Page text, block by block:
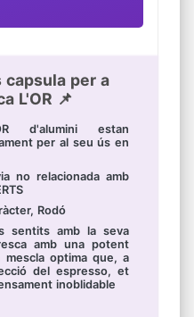
per a
L'OR 📌
d'alumini estan
per al seu ús en
no relacionada amb
Rodó
sentits amb la seva
amb una potent
mescla optima que, a
del espresso, et
inoblidable